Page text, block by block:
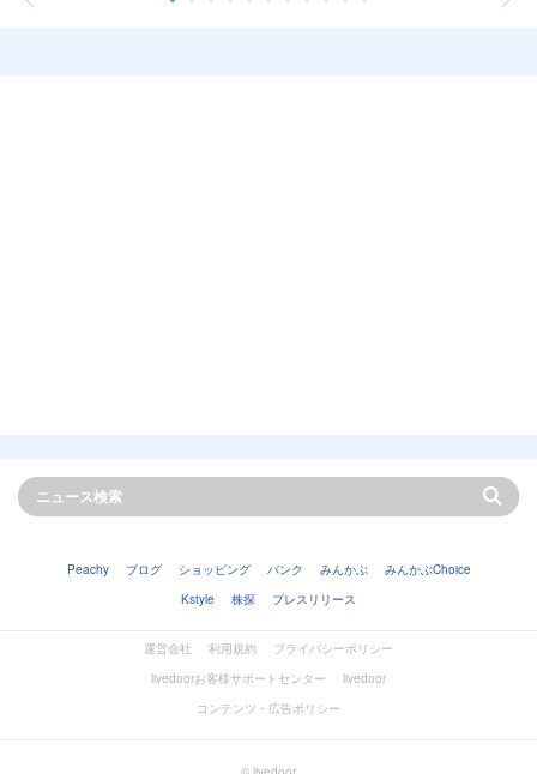
Peachy ブログ ショッピング バンク みんかぶ
みんかぶChoice
Kstyle
株探 プレスリリース
運営会社 利用規約
プライバシーポリシー
livedoorお客様サポートセンター
livedoor
コンテンツ・広告ポリシー